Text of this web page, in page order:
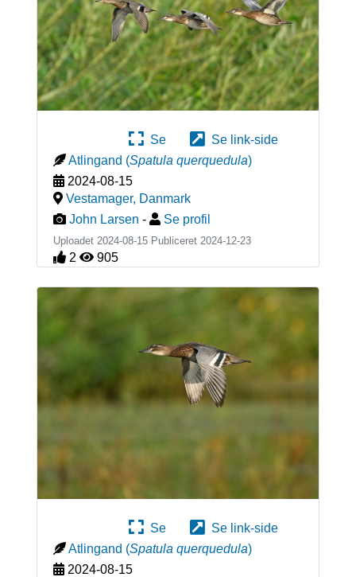
Se
Se link-side
Atlingand (Spatula querquedula)
2024-08-15
Vestamager, Danmark
John Larsen - Se profil
Uploadet 2024-08-15 Publiceret 2024-12-23
2 905
Se
Se link-side
Atlingand (Spatula querquedula)
2024-08-15